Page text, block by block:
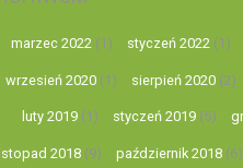
marzec 2022 (1) styczeń 2022 (1)
wrzesień 2020 (1) sierpień 2020 (2)
luty 2019 (1) styczeń 2019 (5)
2018 (9) październik 2018 (6)